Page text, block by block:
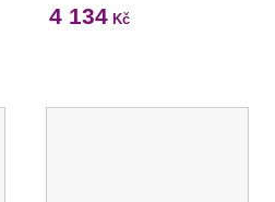
4 134Kč